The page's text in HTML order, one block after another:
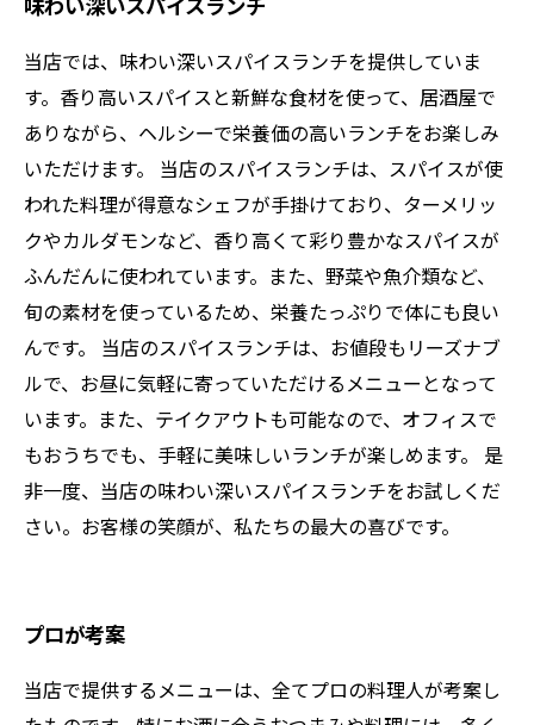
当店では、味わい深いスパイスランチを提供していま
す。香り高いスパイスと新鮮な食材を使って、居酒屋で
ありながら、ヘルシーで栄養価の高いランチをお楽しみ
いただけます。 当店のスパイスランチは、スパイスが使
われた料理が得意なシェフが手掛けており、ターメリッ
クやカルダモンなど、香り高くて彩り豊かなスパイスが
ふんだんに使われています。また、野菜や魚介類など、
旬の素材を使っているため、栄養たっぷりで体にも良い
んです。 当店のスパイスランチは、お値段もリーズナブ
ルで、お昼に気軽に寄っていただけるメニューとなって
います。また、テイクアウトも可能なので、オフィスで
もおうちでも、手軽に美味しいランチが楽しめます。 是
非一度、当店の味わい深いスパイスランチをお試しくだ
さい。お客様の笑顔が、私たちの最大の喜びです。
プロが考案
当店で提供するメニューは、全てプロの料理人が考案し